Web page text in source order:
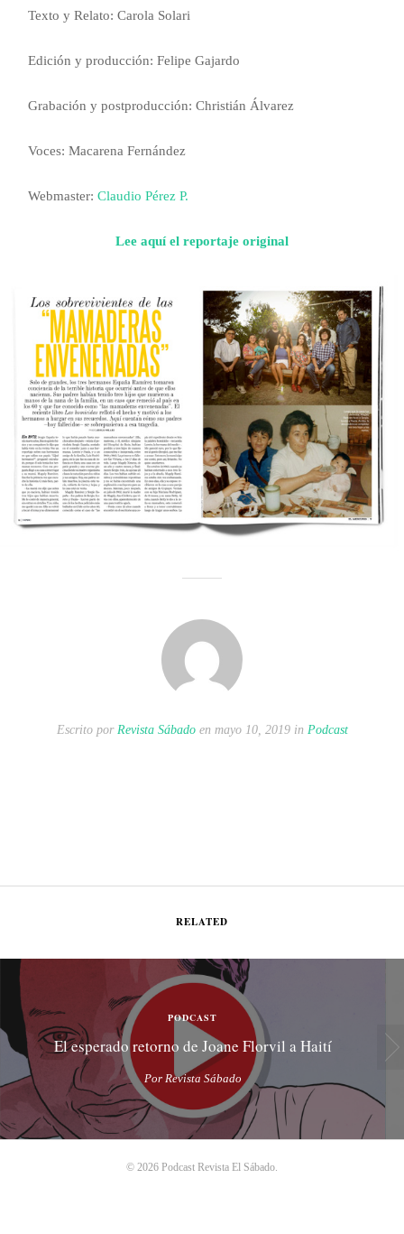
Texto y Relato: Carola Solari
Edición y producción: Felipe Gajardo
Grabación y postproducción: Christián Álvarez
Voces: Macarena Fernández
Webmaster:Claudio Pérez P.
Lee aquí el reportaje original
Escrito por Revista Sábadoen mayo 10, 2019 in Podcast
RELATED
PODCAST
El esperado retorno de Joane Florvil a Haití
Por Revista Sábado
© 2026 Podcast Revista El Sábado.